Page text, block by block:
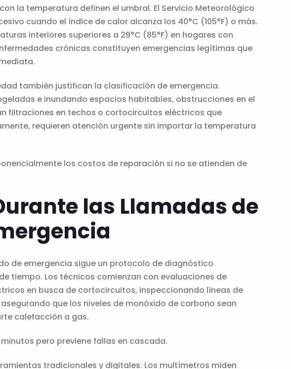
la temperatura definen el umbral. El Servicio Meteorológico
cuando el índice de calor alcanza los 40°C (105°F) o más.
interiores superiores a 29°C (85°F) en hogares con
crónicas constituyen emergencias legítimas que
también justifican la clasificación de emergencia.
e inundando espacios habitables, obstrucciones en el
filtraciones en techos o cortocircuitos eléctricos que
requieren atención urgente sin importar la temperatura
los costos de reparación si no se atienden de
las Llamadas de
de emergencia sigue un protocolo de diagnóstico
tiempo. Los técnicos comienzan con evaluaciones de
en busca de cortocircuitos, inspeccionando líneas de
que los niveles de monóxido de carbono sean
calefacción a gas.
minutos pero previene fallas en cascada.
tradicionales y digitales. Los multímetros miden